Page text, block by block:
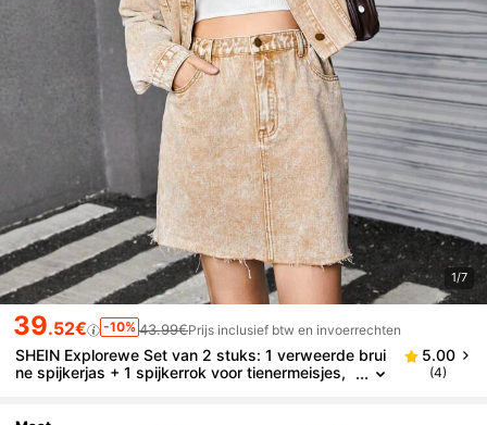
1/7
39.52€ -10% 43.99€Prijs inclusief btw en invoerrechten
SHEIN Explorewe Set van 2 stuks: 1 verweerde brui
ne spijkerjas + 1 spijkerrok voor tienermeisjes,
5.00
(4)